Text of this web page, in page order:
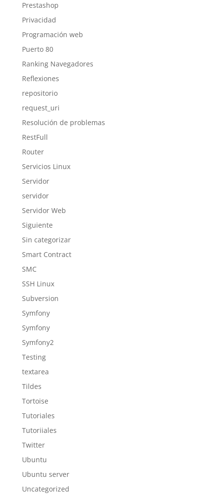
Prestashop
Privacidad
Programación web
Puerto 80
Ranking Navegadores
Reflexiones
repositorio
request_uri
Resolución de problemas
RestFull
Router
Servicios Linux
Servidor
servidor
Servidor Web
Siguiente
Sin categorizar
Smart Contract
SMC
SSH Linux
Subversion
Symfony
Symfony
Symfony2
Testing
textarea
Tildes
Tortoise
Tutoriales
Tutoriiales
Twitter
Ubuntu
Ubuntu server
Uncategorized